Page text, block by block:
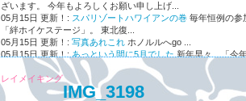
ざいます。 今年もよろしくお願い申し上げ...
05月15日 更新！: スパリゾートハワイアンの巻 毎年恒例の参
「絆ホイケステージ」。 東北復...
05月15日 更新！: 写真あれこれ ホノルルへgo ...
05月15日 更新！: あっという間に5月でした 新年早々、「今
ながら～～、まさかの5月。 世...
01月03日 更新！:
Maunaleo皆様ご存じ、ケアリー・レイシ
オと...
レイメイキング
IMG_3198